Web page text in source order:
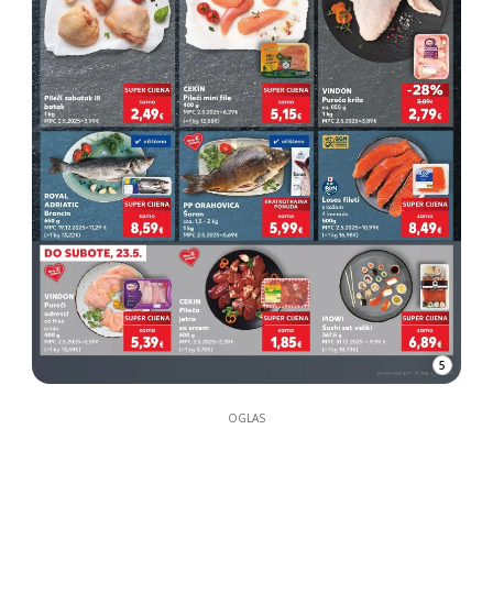
5
OGLAS